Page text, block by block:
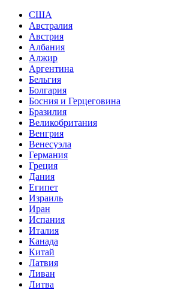
США
Австралия
Австрия
Албания
Алжир
Аргентина
Бельгия
Болгария
Босния и Герцеговина
Бразилия
Великобритания
Венгрия
Венесуэла
Германия
Греция
Дания
Египет
Израиль
Иран
Испания
Италия
Канада
Китай
Латвия
Ливан
Литва